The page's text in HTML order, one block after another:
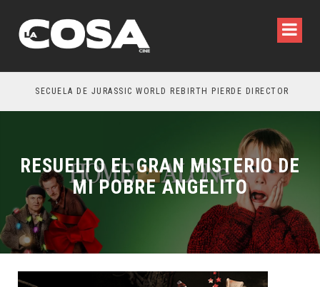
SECUELA DE JURASSIC WORLD REBIRTH PIERDE DIRECTOR
RESUELTO EL GRAN MISTERIO DE
MI POBRE ANGELITO